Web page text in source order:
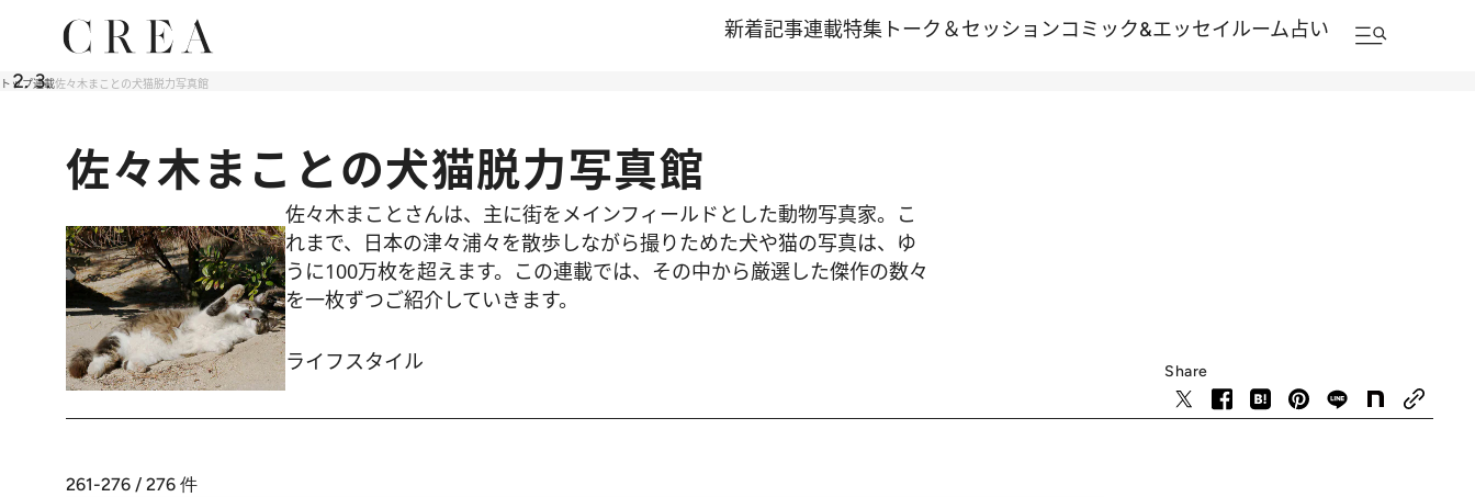
新着記事連載特集 トーク＆セッションコミック&エッセイルーム占い
トップ連載佐々木まことの犬猫脱力写真館
佐々木まことの犬猫脱力写真館
佐々木まことさんは、主に街をメインフィールドとした動物写真家。こ
れまで、日本の津々浦々を散歩しながら撮りためた犬や猫の写真は、ゆ
うに100万枚を超えます。この連載では、その中から厳選した傑作の数々
を一枚ずつご紹介していきます。
ライフスタイル Share
261-276 / 276 件